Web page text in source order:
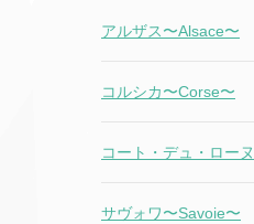
アルザス〜Alsace〜
コルシカ〜Corse〜
コート・デュ・ロー
サヴォワ〜Savoie〜